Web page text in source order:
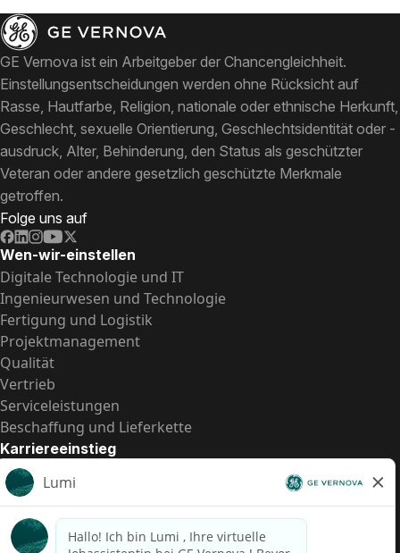
GE Vernova ist ein Arbeitgeber der Chancengleichheit.
Einstellungsentscheidungen werden ohne Rücksicht auf
Rasse, Hautfarbe, Religion, nationale oder ethnische Herkunft,
Geschlecht, sexuelle Orientierung, Geschlechtsidentität oder -
ausdruck, Alter, Behinderung, den Status als geschützter
Veteran oder andere gesetzlich geschützte Merkmale
getroffen.
Folge uns auf
Wen-wir-einstellen
Digitale Technologie und IT
Ingenieurwesen und Technologie
Fertigung und Logistik
Projektmanagement
Qualität
Vertrieb
Serviceleistungen
Beschaffung und Lieferkette
Karriereeinstieg
Praktika
Einstiegspositionen
Alle Möglichkeiten
Schnelle Links